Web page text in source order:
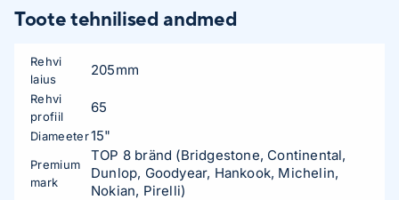
Toote tehnilised andmed
Rehvi
laius
205mm
Rehvi
profiil
65
Diameeter15"
Premium
mark
TOP 8 bränd (Bridgestone, Continental,
Dunlop, Goodyear, Hankook, Michelin,
Nokian, Pirelli)